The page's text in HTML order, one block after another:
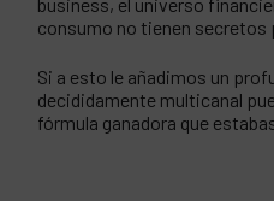
consumo no tienen secretos
Si a esto le añadimos un
decididamente multicanal
fórmula ganadora que